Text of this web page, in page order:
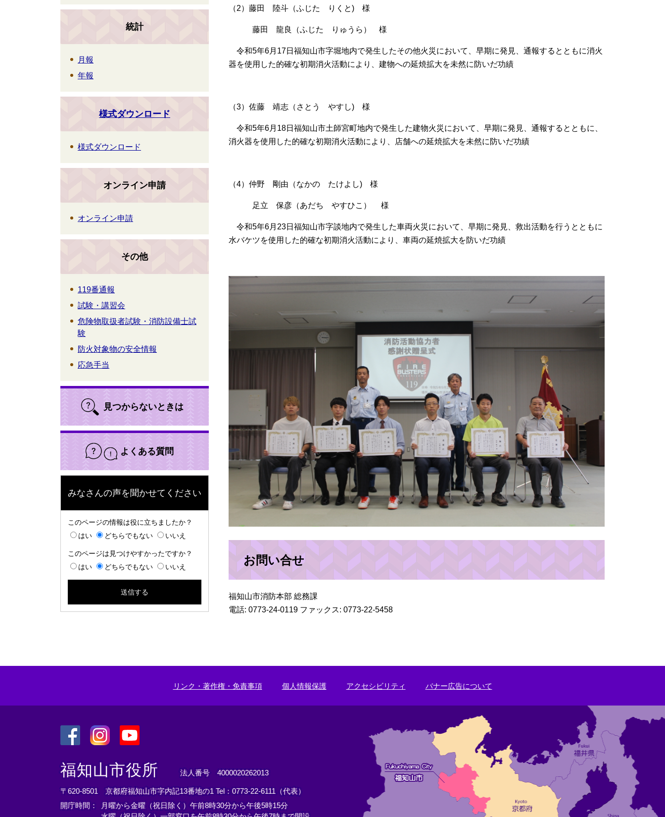
（2）藤田 陸斗（ふじた りくと) 様
藤田 龍良（ふじた りゅうら） 様
令和5年6月17日福知山市字堀地内で発生したその他火災において、早期に発見、通報するとともに消火
器を使用した的確な初期消火活動により、建物への延焼拡大を未然に防いだ功績
（3）佐藤 靖志（さとう やすし) 様
令和5年6月18日福知山市土師宮町地内で発生した建物火災において、早期に発見、通報するとともに、
消火器を使用した的確な初期消火活動により、店舗への延焼拡大を未然に防いだ功績
（4）仲野 剛由（なかの たけよし) 様
足立 保彦（あだち やすひこ） 様
令和5年6月23日福知山市字談地内で発生した車両火災において、早期に発見、救出活動を行うとともに
水バケツを使用した的確な初期消火活動により、車両の延焼拡大を防いだ功績
お問い合せ
福知山市消防本部 総務課
電話: 0773-24-0119 ファックス: 0773-22-5458
統計
月報
年報
様式ダウンロード
様式ダウンロード
オンライン申請
オンライン申請
その他
119番通報
試験・講習会
危険物取扱者試験・消防設備士試
験
防火対象物の安全情報
応急手当
見つからないときは
よくある質問
みなさんの声を聞かせてください
このページの情報は役に立ちましたか？
はい
どちらでもない いいえ
このページは見つけやすかったですか？
はい
どちらでもない いいえ
リンク・著作権・免責事項 個人情報保護 アクセシビリティ バナー広告について
外
部
リ
ン
ク
外
部
リ
ン
ク
外
部
リ
ン
ク
福知山市役所 法人番号 4000020262013
〒620-8501 京都府福知山市字内記13番地の1 Tel：0773-22-6111（代表）
開庁時間： 月曜から金曜（祝日除く）午前8時30分から午後5時15分